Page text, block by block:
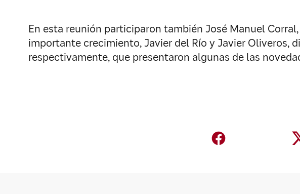
En esta reunión participaron también José Manuel
importante crecimiento, Javier del Río y Javier Oliveros,
respectivamente, que presentaron algunas de las